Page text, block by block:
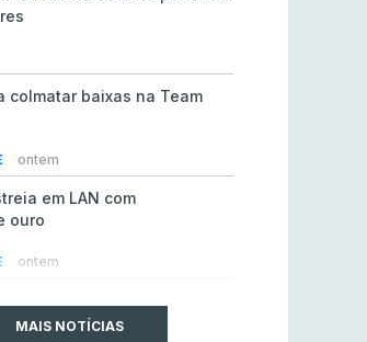
colmatar baixas na Team
ontem
em LAN com
ouro
ontem
2
MAIS NOTÍCIAS